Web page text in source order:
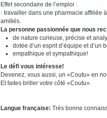
Effet secondaire de l’emploi :
· travailler dans une pharmacie affiliée
amitiés.
La personne passionnée que nous
de nature curieuse, précise et
dotée d’un esprit d’équipe et d’un
empathique et sympathique!
Le défi vous intéresse!
Devenez, vous aussi, un «Coutu» en
Et faites briller votre côté «Coutu».
Langue française: Très bonne